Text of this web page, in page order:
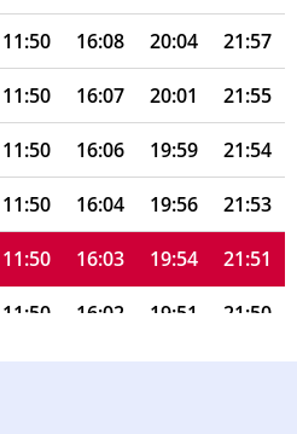
11:50 16:08 20:04 21:57
11:50 16:07 20:01 21:55
11:50 16:06 19:59 21:54
11:50 16:04 19:56 21:53
11:50 16:03 19:54 21:51
11:50 16:02 19:51 21:50
11:50 16:01 19:48 21:49